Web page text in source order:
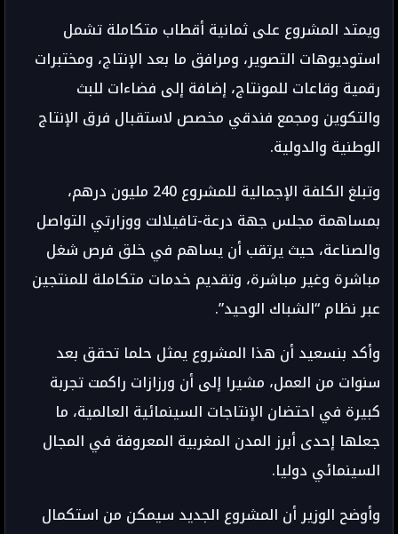
ويمتد المشروع على ثمانية أقطاب متكاملة تشمل
استوديوهات التصوير، ومرافق ما بعد الإنتاج، ومختبرات
رقمية وقاعات للمونتاج، إضافة إلى فضاءات للبث
والتكوين ومجمع فندقي مخصص لاستقبال فرق الإنتاج
الوطنية والدولية.
وتبلغ الكلفة الإجمالية للمشروع 240 مليون درهم،
بمساهمة مجلس جهة درعة-تافيلالت ووزارتي التواصل
والصناعة، حيث يرتقب أن يساهم في خلق فرص شغل
مباشرة وغير مباشرة، وتقديم خدمات متكاملة للمنتجين
عبر نظام “الشباك الوحيد”.
وأكد بنسعيد أن هذا المشروع يمثل حلما تحقق بعد
سنوات من العمل، مشيرا إلى أن ورزازات راكمت تجربة
كبيرة في احتضان الإنتاجات السينمائية العالمية، ما
جعلها إحدى أبرز المدن المغربية المعروفة في المجال
السينمائي دوليا.
وأوضح الوزير أن المشروع الجديد سيمكن من استكمال